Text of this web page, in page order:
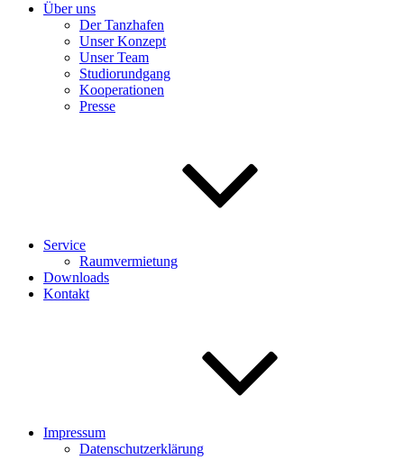
Über uns
Der Tanzhafen
Unser Konzept
Unser Team
Studiorundgang
Kooperationen
Presse
Service
Raumvermietung
Downloads
Kontakt
Impressum
Datenschutzerklärung